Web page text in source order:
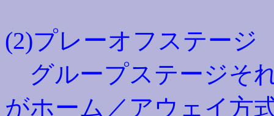
(2)プレーオフステージ
グループステージそ
がホーム／アウェイ方